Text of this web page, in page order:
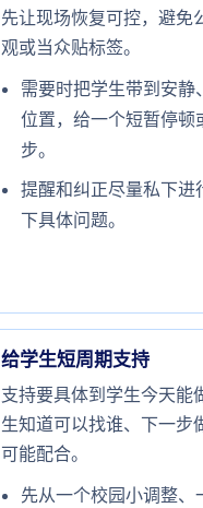
先让现场恢复可控，避免
观或当众贴标签。
需要时把学生带到安静
位置，给一个短暂停顿
步。
提醒和纠正尽量私下进
下具体问题。
给学生短周期支持
支持要具体到学生今天能
生知道可以找谁、下一步
可能配合。
先从一个校园小调整、